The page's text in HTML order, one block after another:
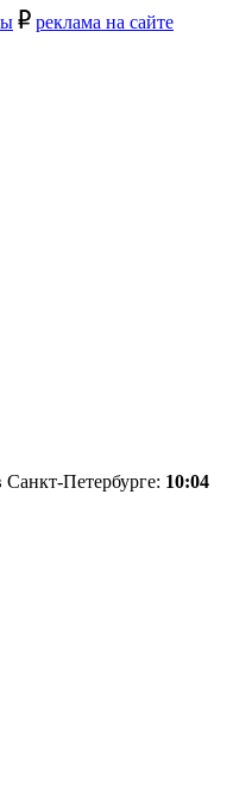
реклама на сайте
Санкт-Петербурге: 10:04